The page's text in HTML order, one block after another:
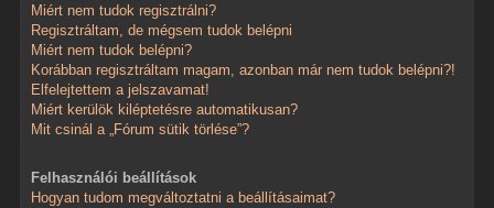
Miért nem tudok regisztrálni?
Regisztráltam, de mégsem tudok belépni
Miért nem tudok belépni?
Korábban regisztráltam magam, azonban már nem tudok belépni?!
Elfelejtettem a jelszavamat!
Miért kerülök kiléptetésre automatikusan?
Mit csinál a „Fórum sütik törlése”?
Felhasználói beállítások
Hogyan tudom megváltoztatni a beállításaimat?